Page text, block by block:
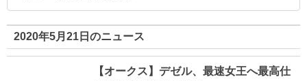
2020年5月21日のニュース
【オークス】デゼル、最速女王へ最高仕